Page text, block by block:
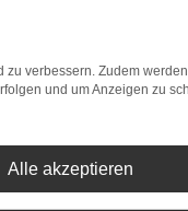
zu verbessern. Zudem werden
und um Anzeigen zu
Alle akzeptieren